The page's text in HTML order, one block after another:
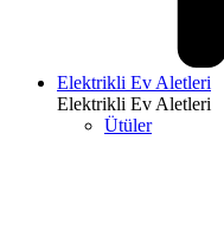
Elektrikli Ev Aletleri
Elektrikli Ev Aletleri
Ütüler